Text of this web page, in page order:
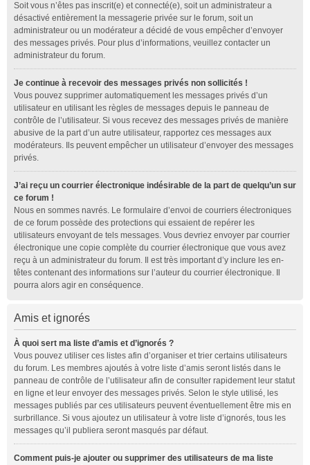
Soit vous n’êtes pas inscrit(e) et connecté(e), soit un administrateur a
désactivé entièrement la messagerie privée sur le forum, soit un
administrateur ou un modérateur a décidé de vous empêcher d’envoyer
des messages privés. Pour plus d’informations, veuillez contacter un
administrateur du forum.
Je continue à recevoir des messages privés non sollicités !
Vous pouvez supprimer automatiquement les messages privés d’un
utilisateur en utilisant les règles de messages depuis le panneau de
contrôle de l’utilisateur. Si vous recevez des messages privés de manière
abusive de la part d’un autre utilisateur, rapportez ces messages aux
modérateurs. Ils peuvent empêcher un utilisateur d’envoyer des messages
privés.
J’ai reçu un courrier électronique indésirable de la part de quelqu’un sur
ce forum !
Nous en sommes navrés. Le formulaire d’envoi de courriers électroniques
de ce forum possède des protections qui essaient de repérer les
utilisateurs envoyant de tels messages. Vous devriez envoyer par courrier
électronique une copie complète du courrier électronique que vous avez
reçu à un administrateur du forum. Il est très important d’y inclure les en-
têtes contenant des informations sur l’auteur du courrier électronique. Il
pourra alors agir en conséquence.
Amis et ignorés
À quoi sert ma liste d’amis et d’ignorés ?
Vous pouvez utiliser ces listes afin d’organiser et trier certains utilisateurs
du forum. Les membres ajoutés à votre liste d’amis seront listés dans le
panneau de contrôle de l’utilisateur afin de consulter rapidement leur statut
en ligne et leur envoyer des messages privés. Selon le style utilisé, les
messages publiés par ces utilisateurs peuvent éventuellement être mis en
surbrillance. Si vous ajoutez un utilisateur à votre liste d’ignorés, tous les
messages qu’il publiera seront masqués par défaut.
Comment puis-je ajouter ou supprimer des utilisateurs de ma liste